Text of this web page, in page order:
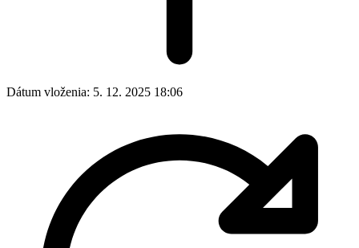
Dátum vloženia: 5. 12. 2025 18:06